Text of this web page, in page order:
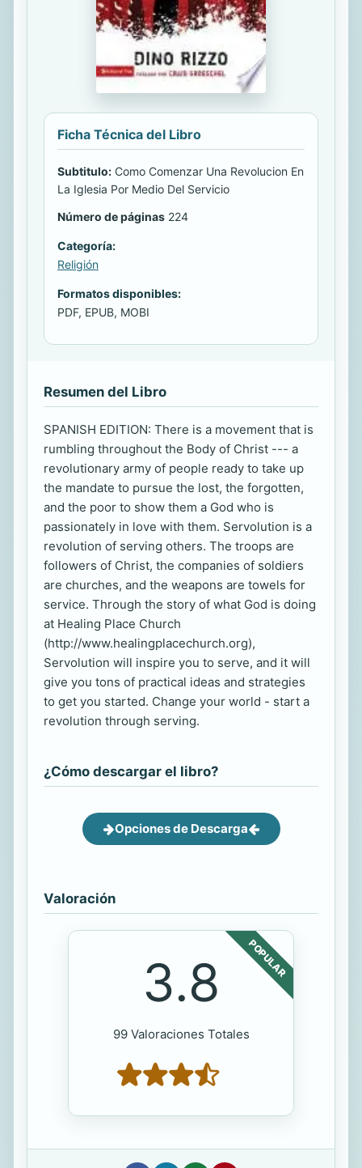
Ficha Técnica del Libro
Subtitulo: Como Comenzar Una Revolucion En
La Iglesia Por Medio Del Servicio
Número de páginas 224
Categoría:
Religión
Formatos disponibles:
PDF, EPUB, MOBI
Resumen del Libro
SPANISH EDITION: There is a movement that is
rumbling throughout the Body of Christ --- a
revolutionary army of people ready to take up
the mandate to pursue the lost, the forgotten,
and the poor to show them a God who is
passionately in love with them. Servolution is a
revolution of serving others. The troops are
followers of Christ, the companies of soldiers
are churches, and the weapons are towels for
service. Through the story of what God is doing
at Healing Place Church
(http://www.healingplacechurch.org),
Servolution will inspire you to serve, and it will
give you tons of practical ideas and strategies
to get you started. Change your world - start a
revolution through serving.
¿Cómo descargar el libro?
Opciones de Descarga
Valoración
POPULAR
3.8
99 Valoraciones Totales